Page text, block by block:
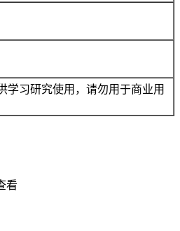
学习研究使用，请勿用于商业用
看